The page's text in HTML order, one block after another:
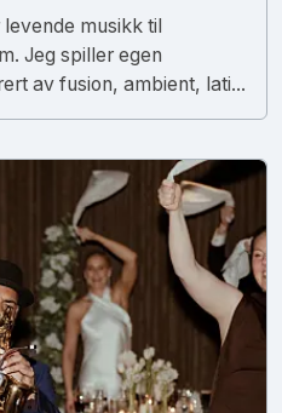
musikk til
Jeg spiller egen
av fusion, ambient, lati...